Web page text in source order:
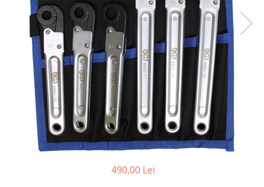
Dispozitive pentru anvelope
Gresoare
Alternator, Fulie
Mazda
Mercedes-Benz
Nissan
Peugeot
Porsche
Renault
Dispozitive magnetice, oglinzi,
lampi
490,00 Lei